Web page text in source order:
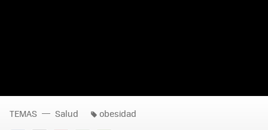
TEMAS Salud obesidad